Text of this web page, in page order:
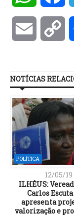
Email
NOTÍCIAS
POLÍTICA
12/05/19
ILHÉUS:
Carlos Escuta
apresenta
valorização e